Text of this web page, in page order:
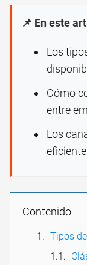
📌 En este
Los
Cómo
entre
Los
Contenido
Tipos